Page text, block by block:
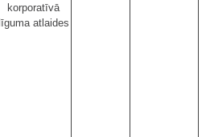
korporatīvā
līguma atlaides